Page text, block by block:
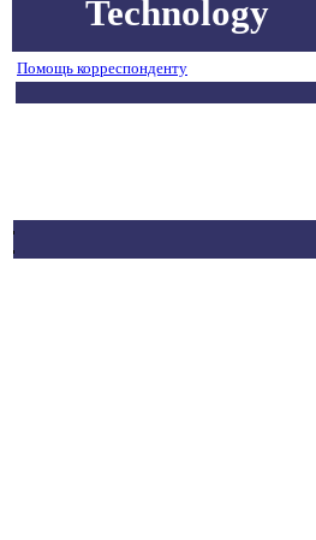
Technology
Помощь корреспонденту